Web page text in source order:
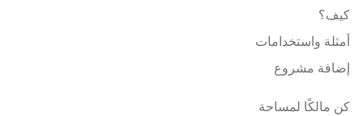
كيف؟
أمثلة واستخدامات
إضافة مشروع
كن مالكًا لمساحة